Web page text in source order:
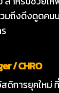
มถึงดึงดูดคน
/ CHRO
ดิการยุคใหม่